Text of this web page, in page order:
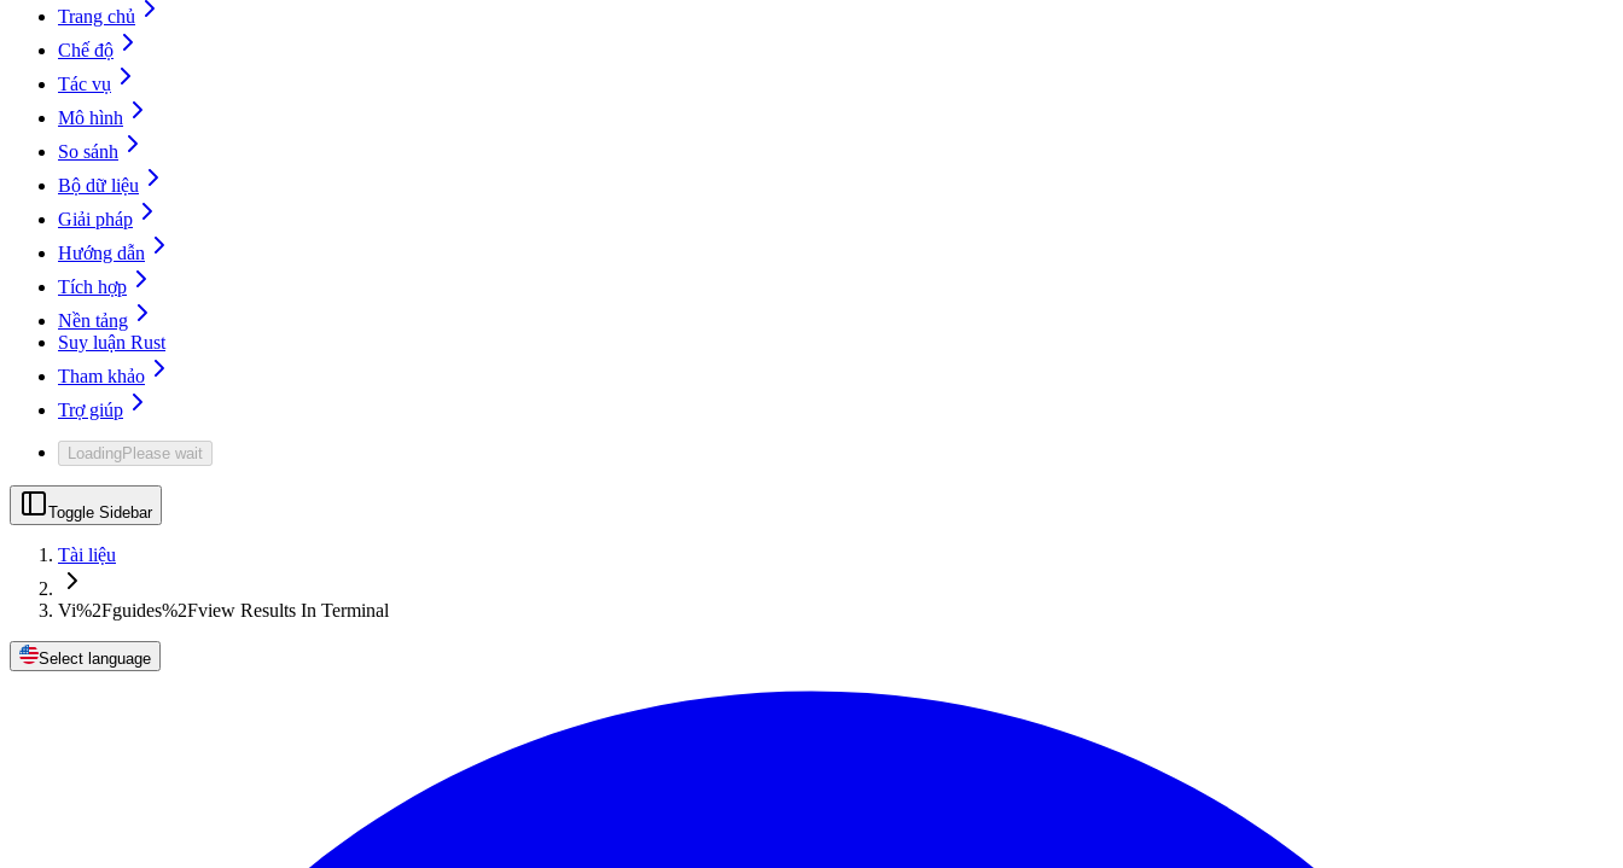
Trang chủ
Chế độ
Tác vụ
Mô hình
So sánh
Bộ dữ liệu
Giải pháp
Hướng dẫn
Tích hợp
Nền tảng
Suy luận Rust
Tham khảo
Trợ giúp
LoadingPlease wait
Toggle Sidebar
Tài liệu
Vi%2Fguides%2Fview Results In Terminal
Select language